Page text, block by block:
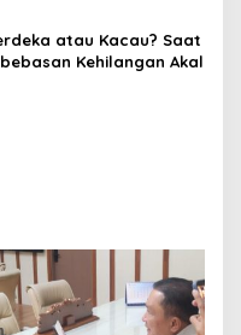
Wisata di Darma
atau Kacau? Saat
Kehilangan Akal